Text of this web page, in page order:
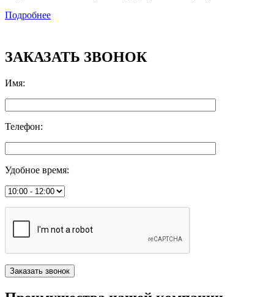
Подробнее
ЗАКАЗАТЬ ЗВОНОК
Имя:
Телефон:
Удобное время: